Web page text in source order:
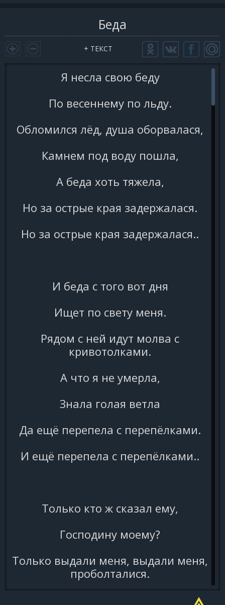
Беда
+ ТЕКСТ
Я несла свою беду
По весеннему по льду.
Обломился лёд, душа оборвалася,
Камнем под воду пошла,
А беда хоть тяжела,
Но за острые края задержалася.
Но за острые края задержалася..
И беда с того вот дня
Ищет по свету меня.
Рядом с ней идут молва с
кривотолками.
А что я не умерла,
Знала голая ветла
Да ещё перепела с перепёлками.
И ещё перепела с перепёлками..
Только кто ж сказал ему,
Господину моему?
Только выдали меня, выдали меня,
проболталися.